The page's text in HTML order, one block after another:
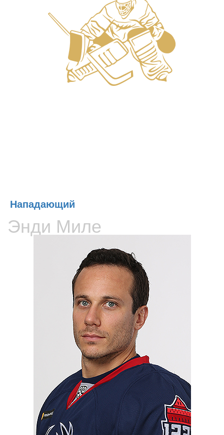
Нападающий
Энди Миле